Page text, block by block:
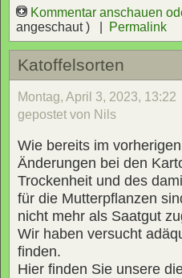
Kommentar anschauen
angeschaut ) |
Permalink
Katoffelsorten
Montag, April 3, 2023, 13:22
gepostet von Nils
Wie bereits im
Änderungen bei den
Trockenheit und des
für die Mutterpflanzen
nicht mehr als Saatgut
Wir haben versucht
finden.
Hier finden Sie unsere